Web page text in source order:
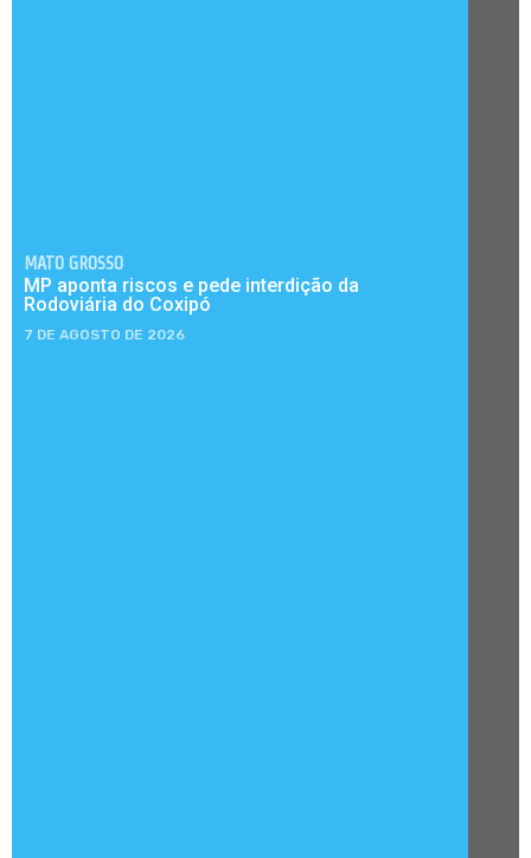
MATO GROSSO
MP aponta riscos e pede interdição da
Rodoviária do Coxipó
7 DE AGOSTO DE 2026